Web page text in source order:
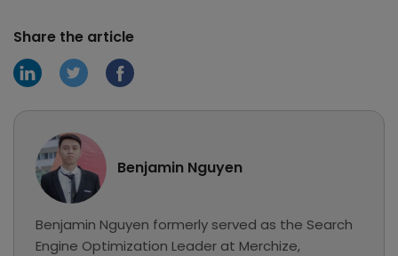
Share the article
Benjamin Nguyen
Benjamin Nguyen formerly served as the Search
Engine Optimization Leader at Merchize,